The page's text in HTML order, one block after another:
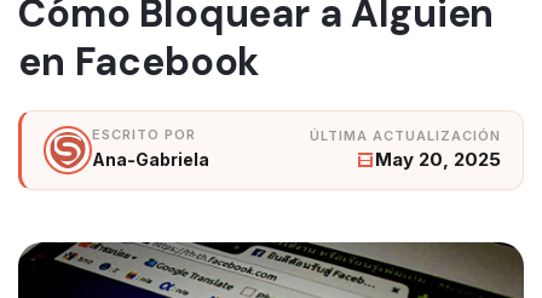
Cómo Bloquear a Alguien
en Facebook
Ana-Gabriela May 20, 2025